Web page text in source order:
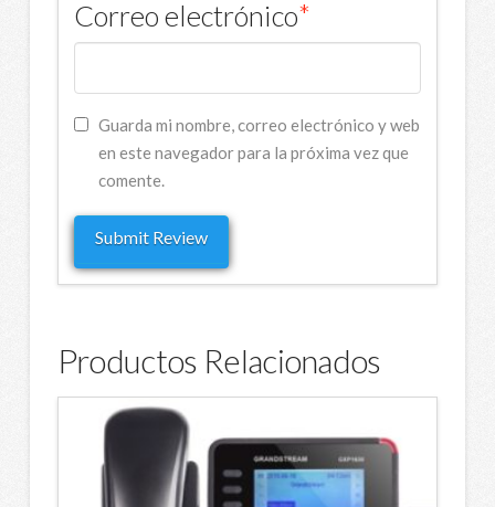
Correo electrónico*
Guarda mi nombre, correo electrónico y web
en este navegador para la próxima vez que
comente.
Productos Relacionados